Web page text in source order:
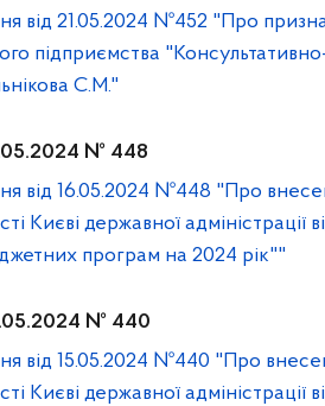
від 21.05.2024 №452 "Про
підприємства
С.М."
№ 448
від 16.05.2024 №448 "Про
Києві державної
програм на 2024 рік""
№ 440
від 15.05.2024 №440 "Про
Києві державної